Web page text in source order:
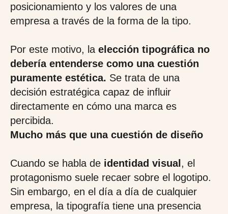
posicionamiento y los valores de una
empresa a través de la forma de la tipo.
Por este motivo, la elección tipográfica no
debería entenderse como una cuestión
puramente estética. Se trata de una
decisión estratégica capaz de influir
directamente en cómo una marca es
percibida.
Mucho más que una cuestión de diseño
Cuando se habla de identidad visual , el
protagonismo suele recaer sobre el logotipo.
Sin embargo, en el día a día de cualquier
empresa, la tipografía tiene una presencia